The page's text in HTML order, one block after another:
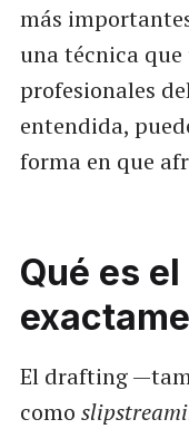
más
una técnica
profesionales
entendida,
forma en que
Qué es
El drafting
como